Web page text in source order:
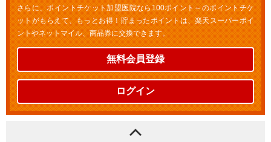
さらに、ポイントチケット加盟医院なら100ポイント～のポイントチケ
ットがもらえて、もっとお得！貯まったポイントは、楽天スーパーポイ
ントやネットマイル、商品券に交換できます。
無料会員登録
ログイン